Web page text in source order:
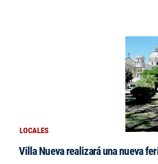
LOCALES
Villa Nueva realizará una nueva